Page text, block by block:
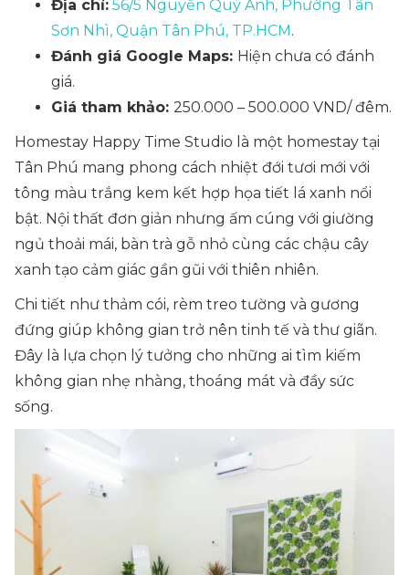
Địa chỉ: 56/5 Nguyễn Quý Anh, Phường Tân
Sơn Nhì, Quận Tân Phú, TP.HCM.
Đánh giá Google Maps: Hiện chưa có đánh
giá.
Giá tham khảo: 250.000 – 500.000 VND/ đêm.
Homestay Happy Time Studio là một homestay tại
Tân Phú mang phong cách nhiệt đới tươi mới với
tông màu trắng kem kết hợp họa tiết lá xanh nổi
bật. Nội thất đơn giản nhưng ấm cúng với giường
ngủ thoải mái, bàn trà gỗ nhỏ cùng các chậu cây
xanh tạo cảm giác gần gũi với thiên nhiên.
Chi tiết như thảm cói, rèm treo tường và gương
đứng giúp không gian trở nên tinh tế và thư giãn.
Đây là lựa chọn lý tưởng cho những ai tìm kiếm
không gian nhẹ nhàng, thoáng mát và đầy sức
sống.